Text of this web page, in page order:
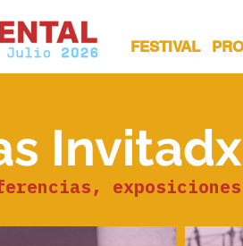
FESTIVAL